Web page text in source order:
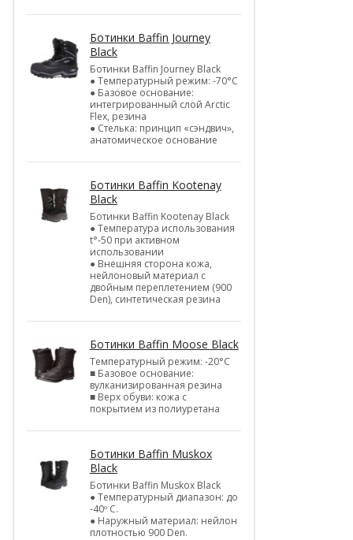
Ботинки Baffin Journey
Black
Ботинки Baffin Journey Black
● Температурный режим: -70°С
● Базовое основание:
интегрированный слой Arctic
Flex, резина
● Стелька: принцип «сэндвич»,
анатомическое основание
Ботинки Baffin Kootenay
Black
Ботинки Baffin Kootenay Black
● Температура использования
t°-50 при активном
использовании
● Внешняя сторона кожа,
нейлоновый материал с
двойным переплетением (900
Den), синтетическая резина
Ботинки Baffin Moose Black
Температурный режим: -20°С
■ Базовое основание:
вулканизированная резина
■ Верх обуви: кожа с
покрытием из полиуретана
Ботинки Baffin Muskox
Black
Ботинки Baffin Muskox Black
● Температурный диапазон: до
-40º C.
● Наружный материал: нейлон
плотностью 900 Den.